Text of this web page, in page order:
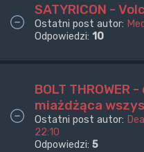
SATYRICON -
Ostatni post autor:
Odpowiedzi: 10
BOLT
miażdżąca
Ostatni post autor:
22:10
Odpowiedzi: 5